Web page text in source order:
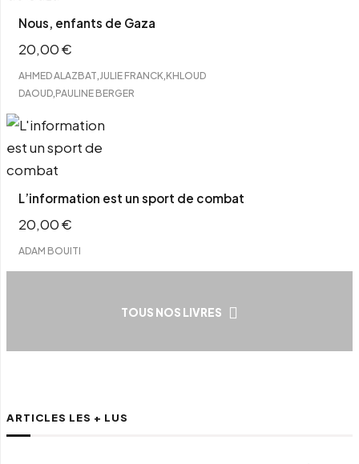
Nous, enfants de Gaza
20,00€
AHMED ALAZBAT JULIE FRANCK KHLOUD
DAOUD PAULINE BERGER
L’information est un sport de combat
20,00€
ADAM BOUITI
TOUS NOS LIVRES
ARTICLES LES + LUS